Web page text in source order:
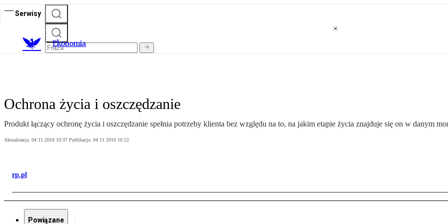
Serwisy
Ekonomia
Ochrona życia i oszczędzanie
Produkt łączący ochronę życia i oszczędzanie spełnia potrzeby klienta bez względu na to, na jakim etapie życia znajduje się on w danym
Aktualizacja: 04.11.2010 10:37 Publikacja: 04.11.2010 10:22
rp.pl
Powiązane